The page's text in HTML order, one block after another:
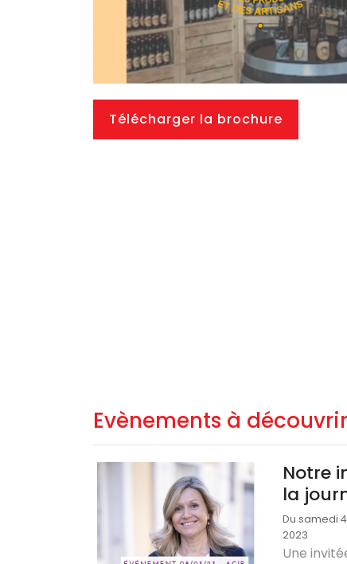
Télécharger la brochure
Evènements à
Notre
la
Du samedi
2023
Une